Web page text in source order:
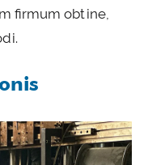
firmum obtine,